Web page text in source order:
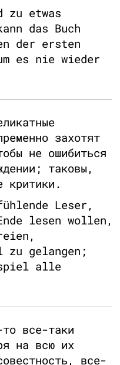
zu etwas
das Buch
der ersten
es nie wieder
захотят
не ошибиться
таковы,
критики.
Leser,
lesen wollen,
gelangen;
alle
все-таки
на всю их
все-